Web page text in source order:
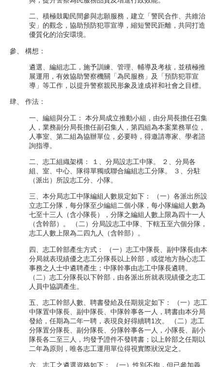
二、積極鼓勵民間參與志願服務，建立「警民合作、共維治
安」的觀念，協助預防犯罪宣導，縮短警民距離，共同打造
優質化的治安環境。
參、 構想：
遴選、編組志工，施予訓練、管理、輔導及考核，並積極推
展運用，有效協助警察機關「為民服務」及「預防犯罪宣
導」等工作，以提升警察親民形象及達成祥和社會之目標。
肆、 作法：
一、編組與分工： 本分局成立推動小組，由分局長擔任召集
人，業務副分局長擔任副召集人，第四組為本案業務單位，
人事室、第二組為協辦單位，必要時，得邀請專家、學者諮
詢指導。
二、志工組織架構： １、分局設志工中隊。 ２、分局各
組、室、中心、隊得單獨或聯合編組志工分隊。 ３、分駐
（派出）所設志工分、小隊。
三、本分局志工中隊編組人數規定如下： （一）各派出所設
立志工分隊，每分隊至少編組二個小隊，每小隊編組人數為
七至十三人（含小隊長），分隊之編組人數上限為四十一人
（含幹部）。 （二）分局設志工中隊、下轄五至六個分隊，
志工人數上限為二四九人（含幹部）。
四、志工幹部產生方式： （一）志工中隊長、副中隊長由本
分局就表現績優之志工分隊長以上幹部，或從地方熱心志工
事務之人士中遴聘產生；中隊幹事由志工中隊長遴聘。
（二）志工分隊長以下幹部，由各派出所就表現績優之志工
人員中協調產生。
五、志工幹部人數、聘書發給及任期規定如下： （一）志工
中隊置中隊長、副中隊長、中隊幹事各一人，聘書由本分局
發給，任期為二年一聘，表現良好得續聘1次。 （二）志工
分隊置分隊長、副分隊長、分隊幹事各一人，小隊長、副小
隊長各二至三人，均發予證件不發聘書；以上幹部之任期以
二年為原則，唯各志工運用單位得視實際狀況定之。
六、志工之遴選資格如下： （一）性別不拘，但已參加義